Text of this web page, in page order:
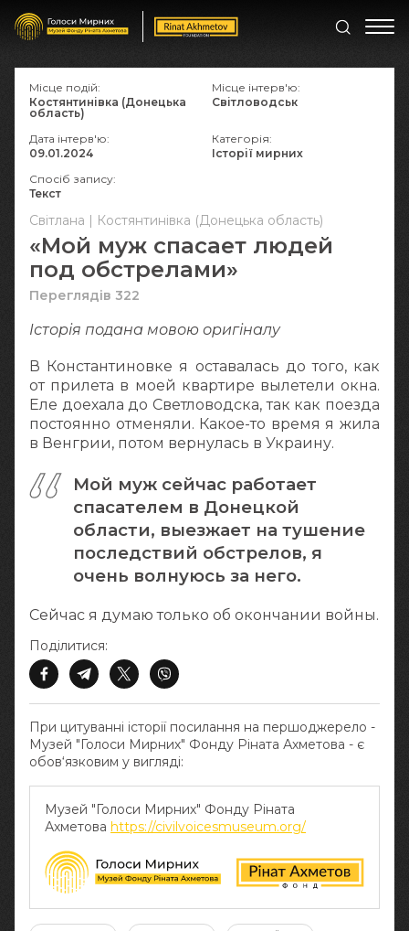
Світлана | Костянтинівка (Донецька область)
«Мой муж спасает людей
под обстрелами»
Переглядів 322
Історія подана мовою оригіналy
В Константиновке я оставалась до того, как
от прилета в моей квартире вылетели окна.
Еле доехала до Светловодска, так как поезда
постоянно отменяли. Какое-то время я жила
в Венгрии, потом вернулась в Украину.
Мой муж сейчас работает
спасателем в Донецкой
области, выезжает на тушение
последствий обстрелов, я
очень волнуюсь за него.
Сейчас я думаю только об окончании войны.
При цитуванні історії посилання на першоджерело -
Музей "Голоси Мирних" Фонду Ріната Ахметова - є
обов‘язковим у вигляді:
Музей "Голоси Мирних" Фонду Ріната
Ахметова https://civilvoicesmuseum.org/
Поділитися:
Місце подій:
Костянтинівка (Донецька
область)
Місце інтерв'ю:
Світловодськ
Дата інтерв'ю:
09.01.2024
Категорія:
Історії мирних
Спосіб запису:
Текст